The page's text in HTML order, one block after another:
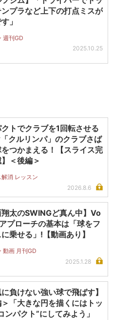
プラなど上下の打点ミスが
」
週刊GD
2025.10.25
トでクラブを1回転させる
クルリンパ」のクラブさば
をつかまえる！【スライス完
＜後編＞
消 レッスン
2026.8.6
翔太のSWINGど真ん中】Vo
プローチの基本は「球をフ
乗せる」!【動画あり】
動画 月刊GD
2025.1.28
に負けない強い球で飛ばす】
＞「大きな円を描くにはトッ
ンパクト”にしてみよう」